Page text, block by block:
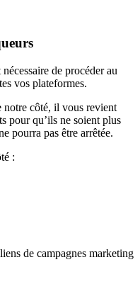
de procéder au
vos plateformes.
notre côté, il vous revient
pour qu’ils ne soient plus
pourra pas être arrêtée.
:
de campagnes marketing